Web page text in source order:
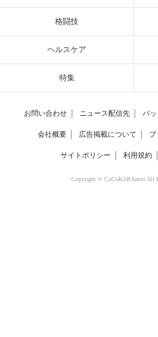
格闘技
ヘルスケア
特集
お問い合わせ ニュース配信先 バ
会社概要 広告掲載について プ
サイトポリシー 利用規約
Copyright © CoCoKARAnext All